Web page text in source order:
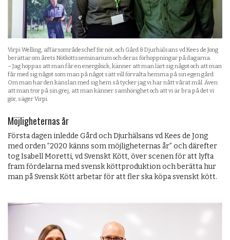
Virpi Welling, affärsområdeschef för nöt, och Gård & Djurhälsans vd Kees de Jong
berättar om årets Nötköttsseminarium och deras förhoppningar på dagarna.
– Jag hoppas att man får en energikick, känner att man lärt sig något och att man
får med sig något som man på något sätt vill förvalta hemma på sin egen gård.
Om man har den känslan med sig hem så tycker jag vi har nått vårat mål. Även
att man tror på sin grej, att man känner samhörighet och att vi är bra på det vi
gör, säger Virpi.
Möjligheternas år
Första dagen inledde Gård och Djurhälsans vd Kees de Jong
med orden ”2020 känns som möjligheternas år” och därefter
tog Isabell Moretti, vd Svenskt Kött, över scenen för att lyfta
fram fördelarna med svensk köttproduktion och berätta hur
man på Svensk Kött arbetar för att fler ska köpa svenskt kött.